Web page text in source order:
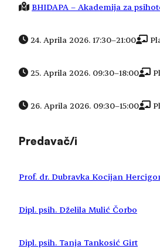
BHIDAPA – Akademija za
24. Aprila 2026. 17:30–21:00
25. Aprila 2026. 09:30–18:00
26. Aprila 2026. 09:30–15:00
Predavač/i
Prof. dr. Dubravka Kocijan
Dipl. psih. Dželila Mulić Čorbo
Dipl. psih. Tanja Tankosić Girt